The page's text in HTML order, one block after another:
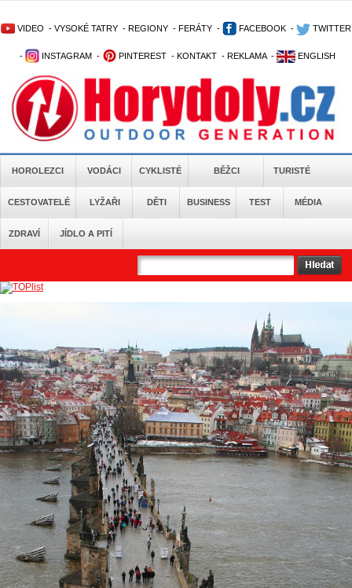
VIDEO - VYSOKÉ TATRY - REGIONY - FERÁTY - FACEBOOK - TWITTER
- INSTAGRAM - PINTEREST - KONTAKT - REKLAMA - ENGLISH
HOROLEZCI VODÁCI CYKLISTÉ BĚŽCI TURISTÉ
CESTOVATELÉ LYŽAŘI DĚTI BUSINESS TEST MÉDIA
ZDRAVÍ JÍDLO A PITÍ